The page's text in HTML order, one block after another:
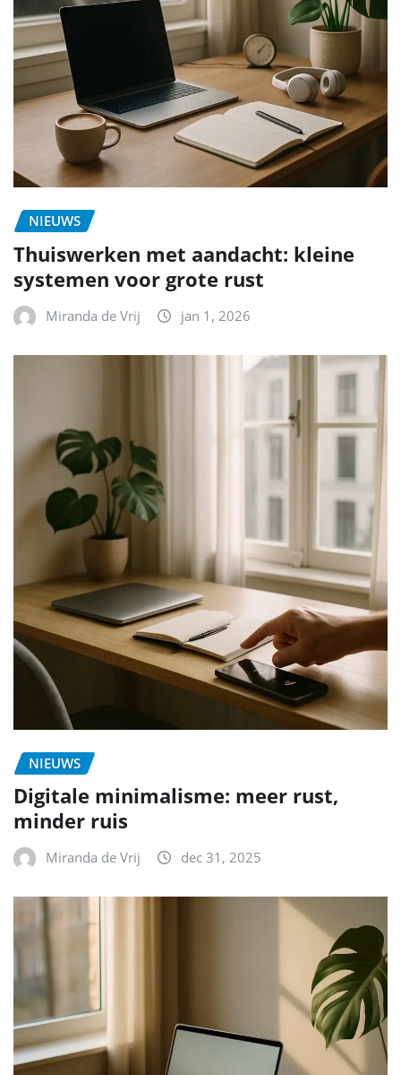
NIEUWS
Thuiswerken met aandacht: kleine
systemen voor grote rust
Miranda de Vrij jan 1, 2026
NIEUWS
Digitale minimalisme: meer rust,
minder ruis
Miranda de Vrij dec 31, 2025